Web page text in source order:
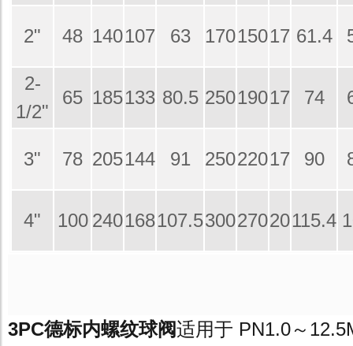
2" 48 140107 63 17015017 61.4
2-
1/2"
65 185133 80.5 25019017 74
3" 78 205144 91 25022017 90
4" 100 240168107.530027020115.4
3PC德标内螺纹球阀适用于 PN1.0～